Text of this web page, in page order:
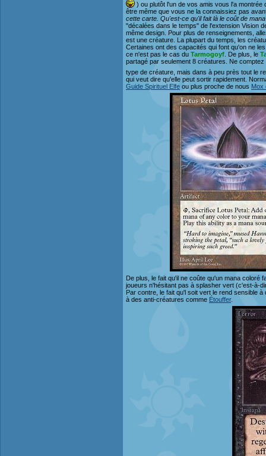
) ou plutôt l'un de vos amis vous l'a
être même que vous ne la connaissiez pas
cette carte. Qu'est-ce qu'il fait là le coût de
"décalées dans le temps" de l'extension Vision
même design. Pour plus de renseignements,
est une créature. La plupart du temps, les
Certaines ont des capacités qui font qu'on ne
ce n'est pas le cas du Tarmogoyf . De plus, le
partagé par seulement 8 créatures. Ne
type de créature, mais dans à peu près tout le
qui veut dire qu'elle peut sortir rapidement.
Guide Spirituel Elfe ou plus proche de nous Mox
De plus, le fait qu'il ne coûte qu'un mana
joueurs n'hésitant pas à splasher vert (c'est-à-
Par contre, le fait qu'l soit vert le rend sensible
à des anti-créatures comme Étouffer.